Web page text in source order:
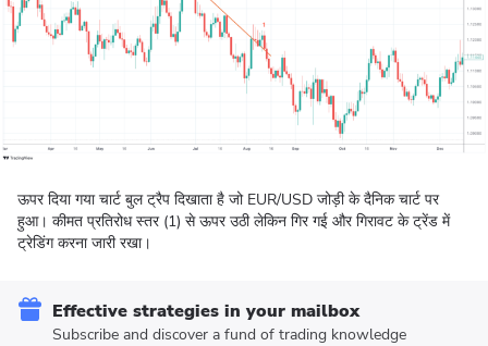
ऊपर दिया गया चार्ट बुल ट्रैप दिखाता है जो EUR/USD जोड़ी के दैनिक चार्ट पर
हुआ। कीमत प्रतिरोध स्तर (1) से ऊपर उठी लेकिन गिर गई और गिरावट के ट्रेंड में
ट्रेडिंग करना जारी रखा।
Effective strategies in your mailbox
Subscribe and discover a fund of trading knowledge